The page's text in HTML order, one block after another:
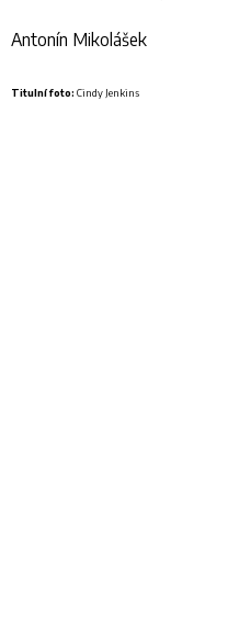
Antonín Mikolášek
Titulní foto: Cindy Jenkins